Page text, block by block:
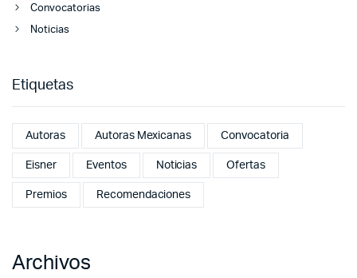
Convocatorias
Noticias
Etiquetas
Autoras Autoras Mexicanas Convocatoria
Eisner Eventos Noticias Ofertas
Premios Recomendaciones
Archivos